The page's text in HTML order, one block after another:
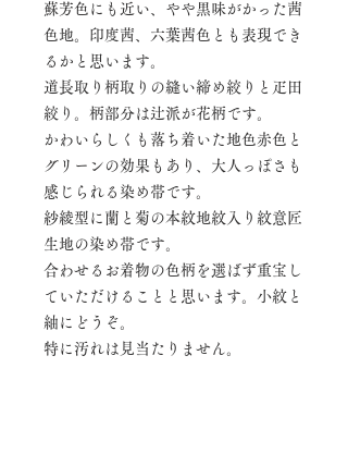
蘇芳色にも近い、やや黒味がかった茜
色地。印度茜、六葉茜色とも表現でき
るかと思います。
道長取り柄取りの縫い締め絞りと疋田
絞り。柄部分は辻派が花柄です。
かわいらしくも落ち着いた地色赤色と
グリーンの効果もあり、大人っぽさも
感じられる染め帯です。
紗綾型に蘭と菊の本紋地紋入り紋意匠
生地の染め帯です。
合わせるお着物の色柄を選ばず重宝し
ていただけることと思います。小紋と
紬にどうぞ。
特に汚れは見当たりません。